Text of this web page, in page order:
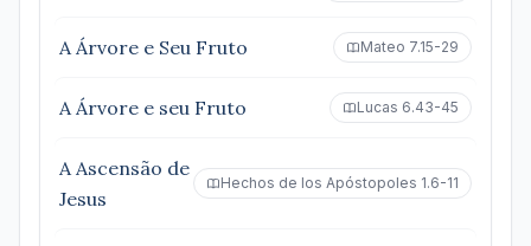
A Árvore e Seu Fruto Mateo 7.15-29
A Árvore e seu Fruto Lucas 6.43-45
A Ascensão de
Jesus
Hechos de los Apóstopoles 1.6-11